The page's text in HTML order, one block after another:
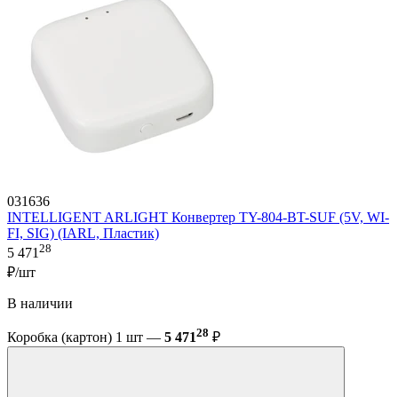
031636
INTELLIGENT ARLIGHT Конвертер TY-804-BT-SUF (5V, WI-
FI, SIG) (IARL, Пластик)
5 47128
₽/шт
В наличии
Коробка (картон) 1 шт — 5 47128 ₽